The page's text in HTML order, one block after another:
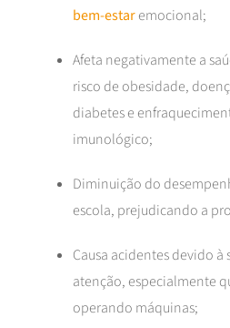
bem-estaremocional;
Afeta negativamente a
risco de obesidade,
diabetes e
imunológico;
Diminuição do
escola, prejudicando a
Causa acidentes devido
atenção, especialmente
operando máquinas;